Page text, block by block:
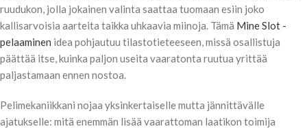
ruudukon, jolla jokainen valinta saattaa tuomaan esiin joko
kallisarvoisia aarteita taikka uhkaavia miinoja. Tämä Mine Slot -
pelaaminen idea pohjautuu tilastotieteeseen, missä osallistuja
päättää itse, kuinka paljon useita vaaratonta ruutua yrittää
paljastamaan ennen nostoa.
Pelimekaniikkani nojaa yksinkertaiselle mutta jännittävälle
ajatukselle: mitä enemmän lisää vaarattoman laatikon toimija